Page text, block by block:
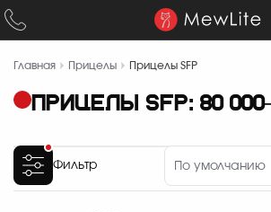
Главная Прицелы Прицелы SFP
ПРИЦЕЛЫ SFP: 80
Фильтр